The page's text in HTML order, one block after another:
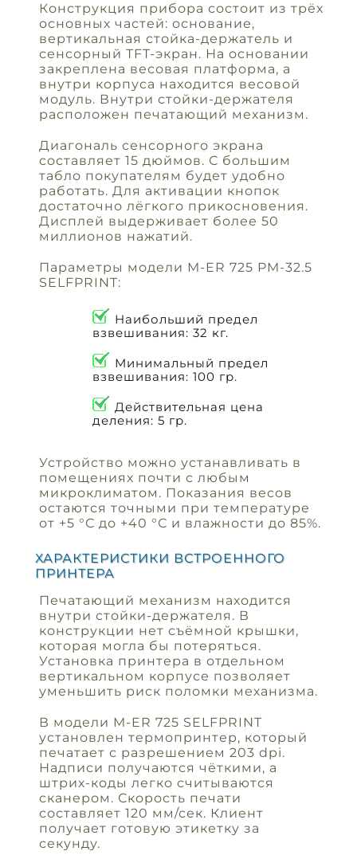
Конструкция прибора состоит из трёх
основных частей: основание,
вертикальная стойка-держатель и
сенсорный TFT-экран. На основании
закреплена весовая платформа, а
внутри корпуса находится весовой
модуль. Внутри стойки-держателя
расположен печатающий механизм.
Диагональ сенсорного экрана
составляет 15 дюймов. С большим
табло покупателям будет удобно
работать. Для активации кнопок
достаточно лёгкого прикосновения.
Дисплей выдерживает более 50
миллионов нажатий.
Параметры модели M-ER 725 PM-32.5
SELFPRINT:
Наибольший предел
взвешивания: 32 кг.
Минимальный предел
взвешивания: 100 гр.
Действительная цена
деления: 5 гр.
Устройство можно устанавливать в
помещениях почти с любым
микроклиматом. Показания весов
остаются точными при температуре
от +5 °С до +40 °С и влажности до 85%.
ХАРАКТЕРИСТИКИ ВСТРОЕННОГО
ПРИНТЕРА
Печатающий механизм находится
внутри стойки-держателя. В
конструкции нет съёмной крышки,
которая могла бы потеряться.
Установка принтера в отдельном
вертикальном корпусе позволяет
уменьшить риск поломки механизма.
В модели M-ER 725 SELFPRINT
установлен термопринтер, который
печатает с разрешением 203 dpi.
Надписи получаются чёткими, а
штрих-коды легко считываются
сканером. Скорость печати
составляет 120 мм/сек. Клиент
получает готовую этикетку за
секунду.